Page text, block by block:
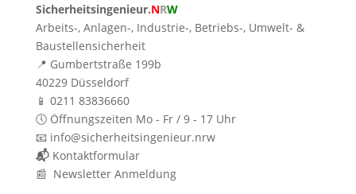
Sicherheitsingenieur.NRW
Arbeits-, Anlagen-, Industrie-, Betriebs-, Umwelt- &
Baustellensicherheit
📍 Gumbertstraße 199b
40229 Düsseldorf
📱 0211 83836660
🕔 Öffnungszeiten Mo - Fr / 9 - 17 Uhr
📧 info@sicherheitsingenieur.nrw
📬 Kontaktformular
📰 Newsletter Anmeldung